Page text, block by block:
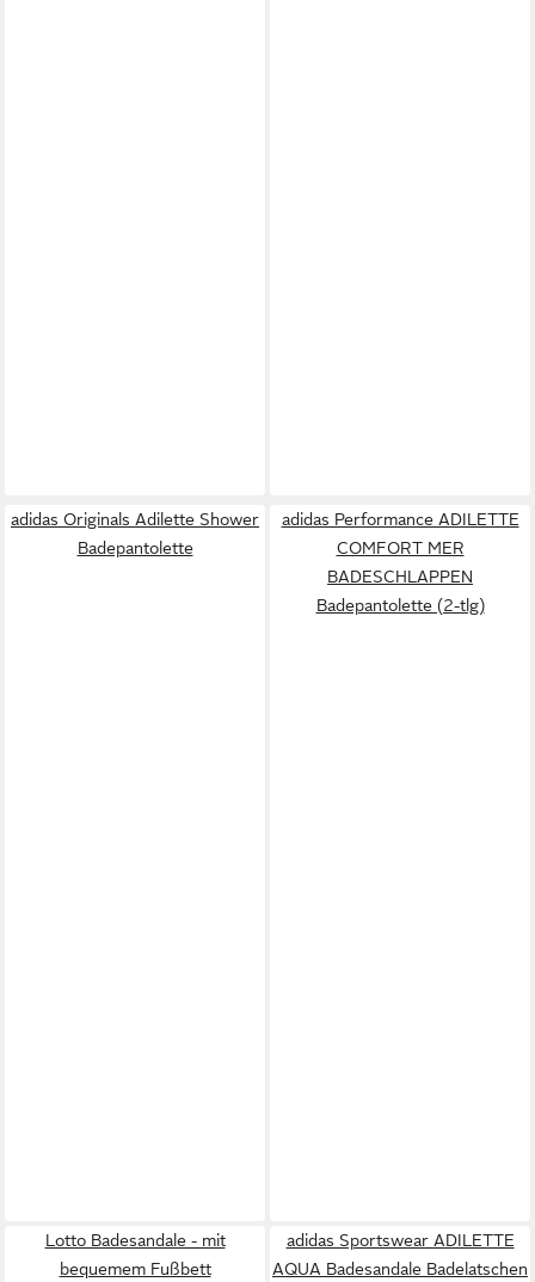
adidas Originals Adilette Shower
Badepantolette
adidas Performance ADILETTE
COMFORT MER
BADESCHLAPPEN
Badepantolette (2-tlg)
Lotto Badesandale - mit
bequemem Fußbett
adidas Sportswear ADILETTE
AQUA Badesandale Badelatschen